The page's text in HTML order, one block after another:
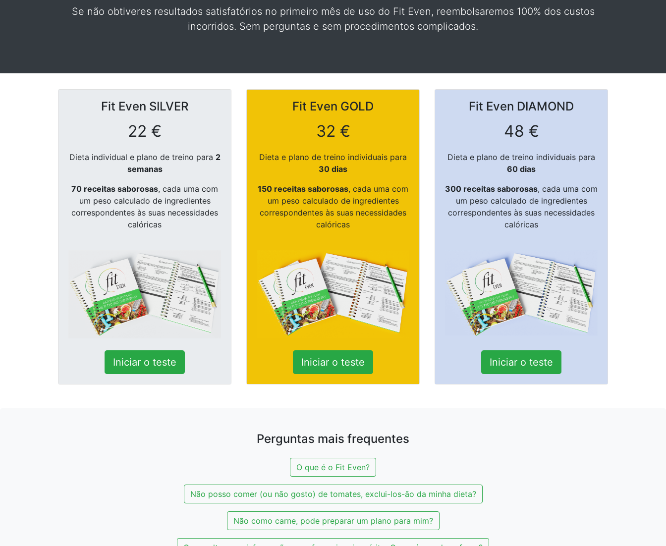
Se não obtiveres resultados satisfatórios no primeiro mês de uso do Fit Even, reembolsaremos 100% dos custos
incorridos. Sem perguntas e sem procedimentos complicados.
Fit Even SILVER
22 €
Dieta individual e plano de treino para 2
semanas
70 receitas saborosas, cada uma com
um peso calculado de ingredientes
correspondentes às suas necessidades
calóricas
Iniciar o teste
Fit Even GOLD
32 €
Dieta e plano de treino individuais para
30 dias
150 receitas saborosas, cada uma com
um peso calculado de ingredientes
correspondentes às suas necessidades
calóricas
Iniciar o teste
Fit Even DIAMOND
48 €
Dieta e plano de treino individuais para
60 dias
300 receitas saborosas, cada uma com
um peso calculado de ingredientes
correspondentes às suas necessidades
calóricas
Iniciar o teste
Perguntas mais frequentes
O que é o Fit Even?
Não posso comer (ou não gosto) de tomates, exclui-los-ão da minha dieta?
Não como carne, pode preparar um plano para mim?